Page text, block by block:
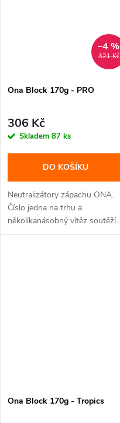
321 Kč
–4 %
Ona Block 170g - PRO
306 Kč
Skladem 87 ks
DO KOŠÍKU
Neutralizátory zápachu ONA.
Číslo jedna na trhu a
několikanásobný vítěz soutěží.
S ONA...
Ona Block 170g - Tropics